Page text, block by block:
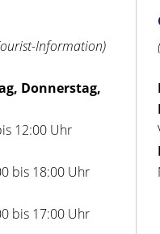
Information)
Donnerstag,
12:00 Uhr
bis 18:00 Uhr
bis 17:00 Uhr